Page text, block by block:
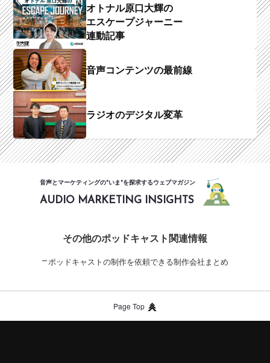
オトナル原口大輝の
エスケープジャーニー
連動記事
音声コンテンツの最前線
ラジオのデジタル変革
音声とマーケティングの"いま"を探求するウェブマガジン
AUDIO MARKETING INSIGHTS
その他のポッドキャスト関連情報
ポッドキャストの制作を依頼できる制作会社まとめ
Page Top